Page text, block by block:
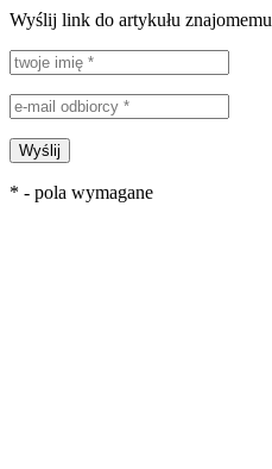
Wyślij link do artykułu znajomemu
Wyślij
* - pola wymagane